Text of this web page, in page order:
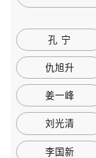
孔 宁
仇旭升
姜一峰
刘光清
李国新